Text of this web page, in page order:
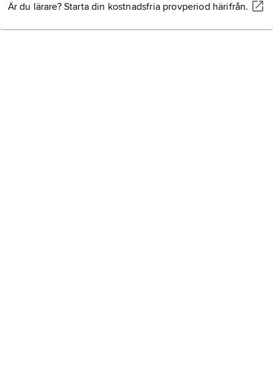
Är du lärare? Starta din kostnadsfria provperiod härifrån.